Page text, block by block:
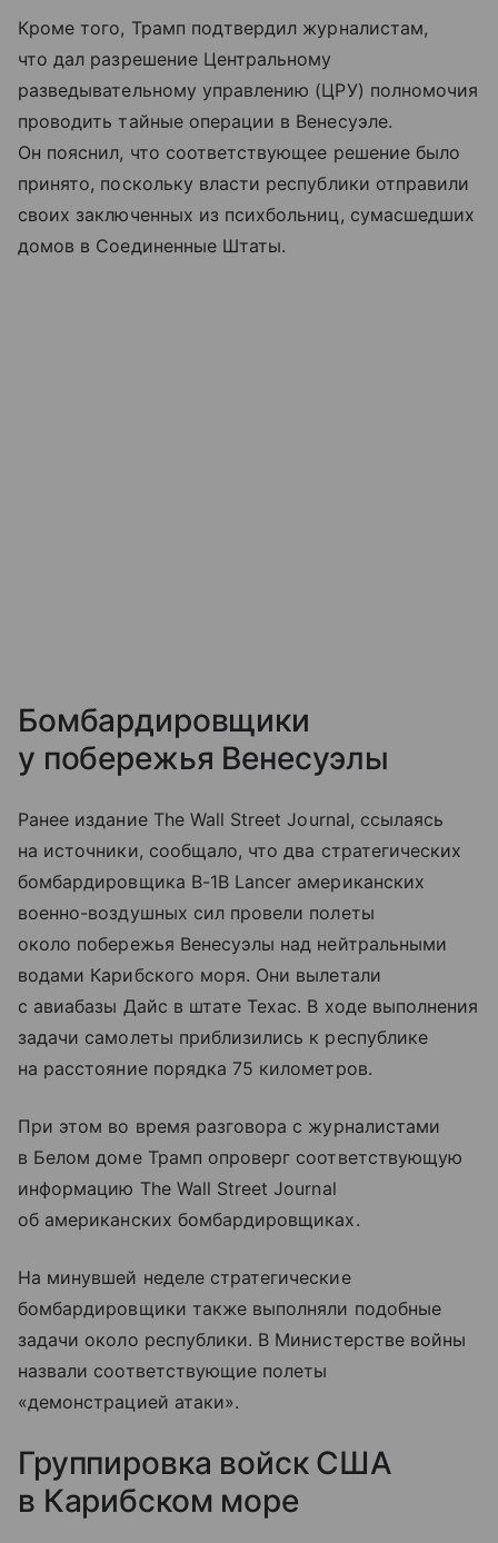
Кроме того, Трамп подтвердил журналистам,
что дал разрешение Центральному
разведывательному управлению (ЦРУ) полномочия
проводить тайные операции в Венесуэле.
Он пояснил, что соответствующее решение было
принято, поскольку власти республики отправили
своих заключенных из психбольниц, сумасшедших
домов в Соединенные Штаты.
Бомбардировщики
у побережья Венесуэлы
Ранее издание The Wall Street Journal, ссылаясь
на источники, сообщало, что два стратегических
бомбардировщика B-1B Lancer американских
военно-воздушных сил провели полеты
около побережья Венесуэлы над нейтральными
водами Карибского моря. Они вылетали
с авиабазы Дайс в штате Техас. В ходе выполнения
задачи самолеты приблизились к республике
на расстояние порядка 75 километров.
При этом во время разговора с журналистами
в Белом доме Трамп опроверг соответствующую
информацию The Wall Street Journal
об американских бомбардировщиках.
На минувшей неделе стратегические
бомбардировщики также выполняли подобные
задачи около республики. В Министерстве войны
назвали соответствующие полеты
«демонстрацией атаки».
Группировка войск США
в Карибском море